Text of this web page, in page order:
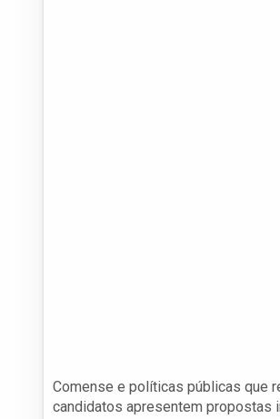
Comense e políticas públicas que
candidatos apresentem propostas